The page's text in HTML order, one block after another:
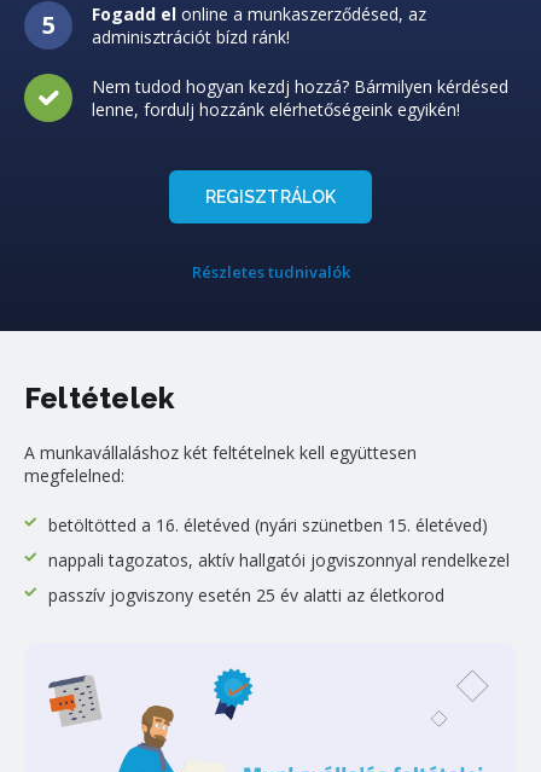
Fogadd el online a munkaszerződésed, az
adminisztrációt bízd ránk!
Nem tudod hogyan kezdj hozzá? Bármilyen kérdésed
lenne, fordulj hozzánk elérhetőségeink egyikén!
REGISZTRÁLOK
Részletes tudnivalók
Feltételek
A munkavállaláshoz két feltételnek kell együttesen
megfelelned:
betöltötted a 16. életéved (nyári szünetben 15. életéved)
nappali tagozatos, aktív hallgatói jogviszonnyal rendelkezel
passzív jogviszony esetén 25 év alatti az életkorod